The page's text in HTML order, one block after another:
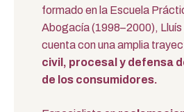
formado en la Escuela
Abogacía (1998–2000), Lluís
cuenta con una amplia
civil, procesal y defensa
de los consumidores.